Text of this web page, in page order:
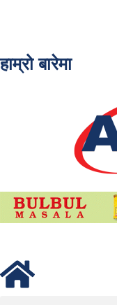
हाम्रो बारेमा